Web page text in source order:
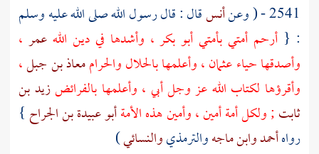
2541 - ( وعن
أنسقال : قال رسول الله صلى الله عليه وسلم
: {أرحم أمتي بأمتي أبو بكر ، وأشدها في دين الله عمر ،
وأصدقها حياءعثمان، وأعلمها بالحلال والحراممعاذ بن جبل،
وأقرؤها لكتاب الله عز وجلأبي ، وأعلمها بالفرائضزيد بن
ثابت; ولكل أمة أمين ، وأمين هذه الأمةأبو عبيدة بن الجراح }
رواهأحمدوابن ماجهوالترمذيوالنسائي)